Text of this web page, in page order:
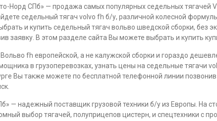
Норд СПб» — продажа самых популярных седельных тягачей
седельный тягач volvo fh б/у, различной колесной
и купить седельный тягач вольво шведской сборки, без
заявку. В этом разделе сайта Вы можете выбрать и купить
Вольво fh европейской, а не калужской сборки и гораздо
в грузоперевозках, узнать цены на седельные тягачи
Вы также можете по бесплатной телефонной линии
— надежный поставщик грузовой техники б/у из Европы. На
выбор тягачей, полуприцепов цистерн, и спецтехники с